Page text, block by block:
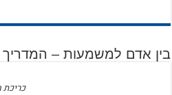
בין אדם למשמעות – המדריך
כריכת